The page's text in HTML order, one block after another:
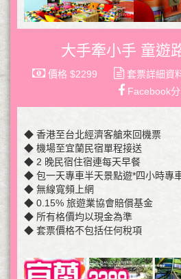
大手牽小手 童遊
價格 $2299 套票詳細資
Facebook
◆ 香港至台北經濟客艙來回機票
◆ 機場至宜蘭民宿單程接送
◆ 2 晚民宿住宿連每天早餐
◆ 包一天專車半天景點遊*四小時專
◆ 無線寬頻上網
◆ 0.15% 旅遊業協會賠償基金
◆ 所有格價均以現金為準
◆ 套票價格不包括任何稅項